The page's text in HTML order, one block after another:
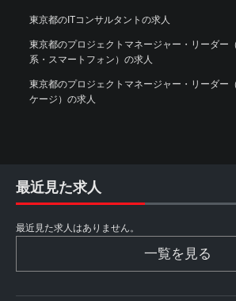
東京都のITコンサルタントの求人
東京都のプロジェクトマネージャー・リーダー
系・スマートフォン）の求人
東京都のプロジェクトマネージャー・リーダー
ケージ）の求人
最近見た求人
最近見た求人はありません。
一覧を見る